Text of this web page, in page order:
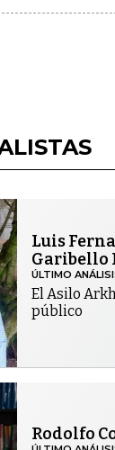
Luis
Garibello
ÚLTIMO
El Asilo
público
Rodolfo